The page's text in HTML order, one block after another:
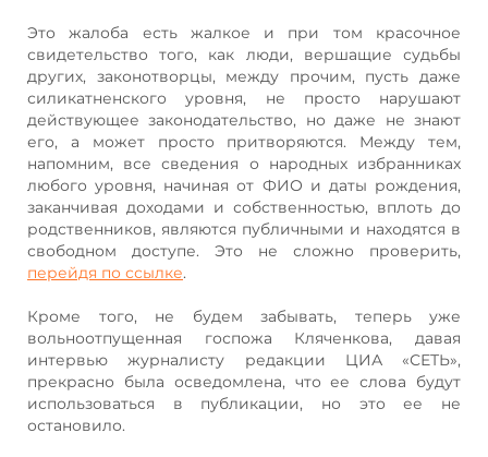
Это жалоба есть жалкое и при том красочное
свидетельство того, как люди, вершащие судьбы
других, законотворцы, между прочим, пусть даже
силикатненского уровня, не просто нарушают
действующее законодательство, но даже не знают
его, а может просто притворяются. Между тем,
напомним, все сведения о народных избранниках
любого уровня, начиная от ФИО и даты рождения,
заканчивая доходами и собственностью, вплоть до
родственников, являются публичными и находятся в
свободном доступе. Это не сложно проверить,
перейдя по ссылке.
Кроме того, не будем забывать, теперь уже
вольноотпущенная госпожа Кляченкова, давая
интервью журналисту редакции ЦИА «СЕТЬ»,
прекрасно была осведомлена, что ее слова будут
использоваться в публикации, но это ее не
остановило.